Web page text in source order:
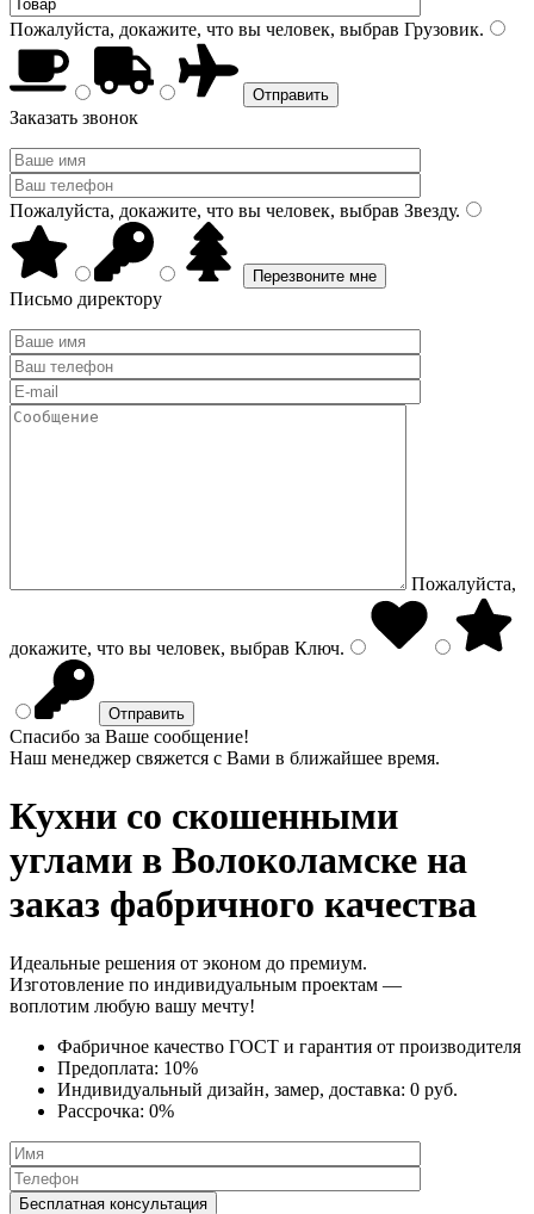
Пожалуйста, докажите, что вы человек, выбрав Грузовик.
Заказать звонок
Пожалуйста, докажите, что вы человек, выбрав Звезду.
Письмо директору
Пожалуйста,
докажите, что вы человек, выбрав Ключ.
Спасибо за Ваше сообщение!
Наш менеджер свяжется с Вами в ближайшее время.
Кухни со скошенными
углами в Волоколамске на
заказ фабричного качества
Идеальные решения от эконом до премиум.
Изготовление по индивидуальным проектам —
воплотим любую вашу мечту!
Фабричное качество ГОСТ и гарантия от производителя
Предоплата: 10%
Индивидуальный дизайн, замер, доставка: 0 руб.
Рассрочка: 0%